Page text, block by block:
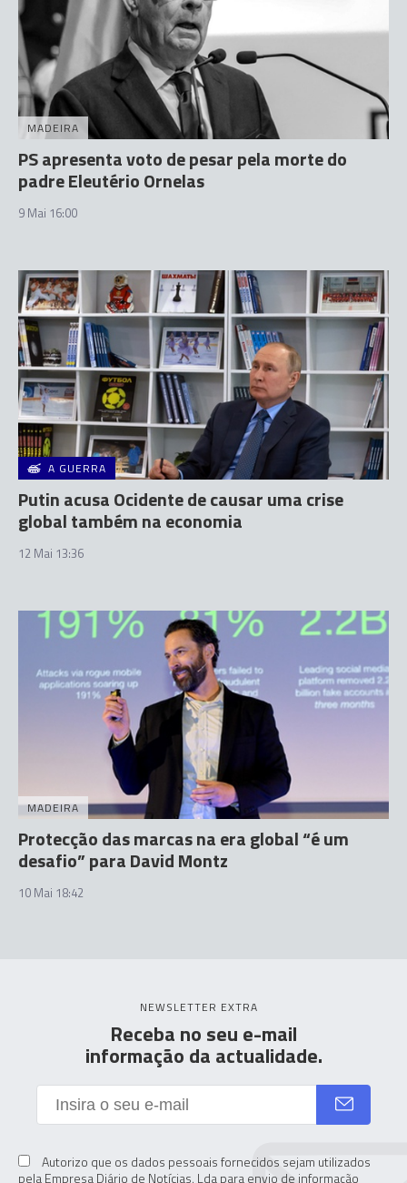
MADEIRA
PS apresenta voto de pesar pela morte do
padre Eleutério Ornelas
9 Mai 16:00
A GUERRA
Putin acusa Ocidente de causar uma crise
global também na economia
12 Mai 13:36
MADEIRA
Protecção das marcas na era global “é um
desafio” para David Montz
10 Mai 18:42
NEWSLETTER EXTRA
Receba no seu e-mail
informação da actualidade.
Autorizo que os dados pessoais fornecidos sejam utilizados
pela Empresa Diário de Notícias. Lda para envio de informação